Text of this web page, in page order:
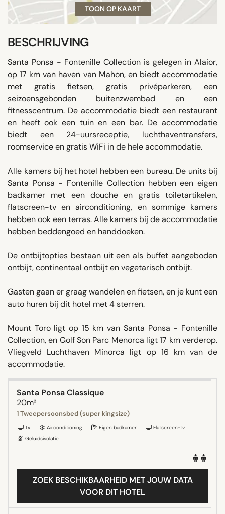
TOON OP KAART
BESCHRIJVING
Santa Ponsa - Fontenille Collection is gelegen in Alaior,
op 17 km van haven van Mahon, en biedt accommodatie
met gratis fietsen, gratis privéparkeren, een
seizoensgebonden buitenzwembad en een
fitnesscentrum. De accommodatie biedt een restaurant
en heeft ook een tuin en een bar. De accommodatie
biedt een 24-uursreceptie, luchthaventransfers,
roomservice en gratis WiFi in de hele accommodatie.
Alle kamers bij het hotel hebben een bureau. De units bij
Santa Ponsa - Fontenille Collection hebben een eigen
badkamer met een douche en gratis toiletartikelen,
flatscreen-tv en airconditioning, en sommige kamers
hebben ook een terras. Alle kamers bij de accommodatie
hebben beddengoed en handdoeken.
De ontbijtopties bestaan uit een als buffet aangeboden
ontbijt, continentaal ontbijt en vegetarisch ontbijt.
Gasten gaan er graag wandelen en fietsen, en je kunt een
auto huren bij dit hotel met 4 sterren.
Mount Toro ligt op 15 km van Santa Ponsa - Fontenille
Collection, en Golf Son Parc Menorca ligt 17 km verderop.
Vliegveld Luchthaven Minorca ligt op 16 km van de
accommodatie.
Santa Ponsa Classique
20m²
1 Tweepersoonsbed (super kingsize)
Tv Airconditioning Eigen badkamer
Flatscreen-tv
Geluidsisolatie
ZOEK BESCHIKBAARHEID MET JOUW DATA
VOOR DIT HOTEL